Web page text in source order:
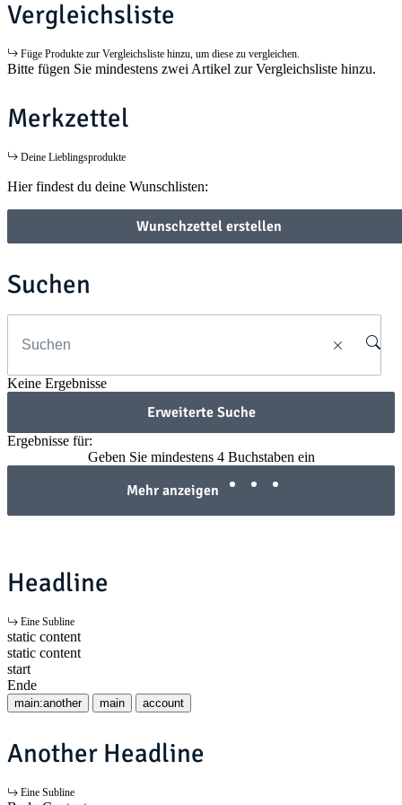
Vergleichsliste
Füge Produkte zur Vergleichsliste hinzu, um diese zu vergleichen.
Bitte fügen Sie mindestens zwei Artikel zur Vergleichsliste hinzu.
Merkzettel
Deine Lieblingsprodukte
Hier findest du deine Wunschlisten:
Wunschzettel erstellen
Suchen
Keine Ergebnisse
Erweiterte Suche
Ergebnisse für:
Geben Sie mindestens 4 Buchstaben ein
Mehr anzeigen
Headline
Eine Subline
static content
static content
start
Ende
main:another main account
Another Headline
Eine Subline